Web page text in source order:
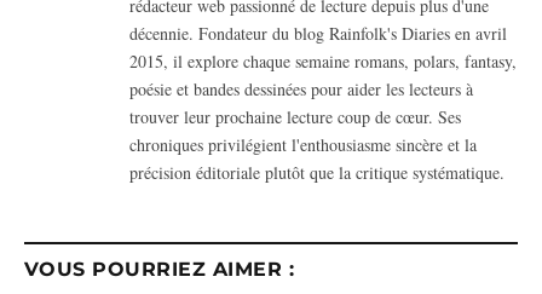
rédacteur web passionné de lecture depuis plus d'une
décennie. Fondateur du blog Rainfolk's Diaries en avril
2015, il explore chaque semaine romans, polars, fantasy,
poésie et bandes dessinées pour aider les lecteurs à
trouver leur prochaine lecture coup de cœur. Ses
chroniques privilégient l'enthousiasme sincère et la
précision éditoriale plutôt que la critique systématique.
VOUS POURRIEZ AIMER :